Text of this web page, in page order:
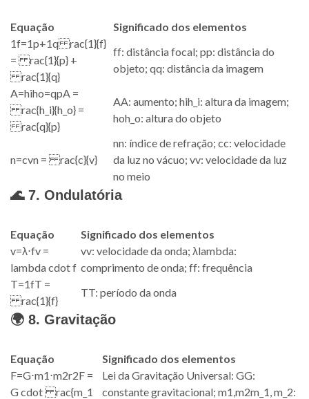
Equação
Significado dos elementos
1f=1p+1qrac{1}{f}
= rac{1}{p} +
rac{1}{q}
ff: distância focal; pp: distância do
objeto; qq: distância da imagem
A=hiho=qpA =
rac{h_i}{h_o} =
rac{q}{p}
AA: aumento; hih_i: altura da imagem;
hoh_o: altura do objeto
n=cvn = rac{c}{v}
nn: índice de refração; cc: velocidade
da luz no vácuo; vv: velocidade da luz
no meio
🌊 7. Ondulatória
Equação
Significado dos elementos
v=λ⋅fv =
lambda cdot f
vv: velocidade da onda; λlambda:
comprimento de onda; ff: frequência
T=1fT =
rac{1}{f}
TT: período da onda
🌍 8. Gravitação
Equação
Significado dos elementos
F=G⋅m1⋅m2r2F =
G cdot rac{m_1
Lei da Gravitação Universal: GG:
constante gravitacional; m1,m2m_1, m_2: